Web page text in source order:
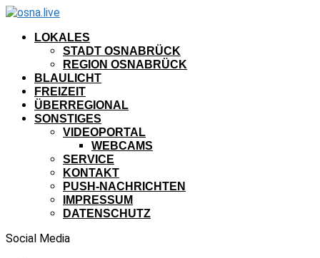
LOKALES
STADT OSNABRÜCK
REGION OSNABRÜCK
BLAULICHT
FREIZEIT
ÜBERREGIONAL
SONSTIGES
VIDEOPORTAL
WEBCAMS
SERVICE
KONTAKT
PUSH-NACHRICHTEN
IMPRESSUM
DATENSCHUTZ
Social Media